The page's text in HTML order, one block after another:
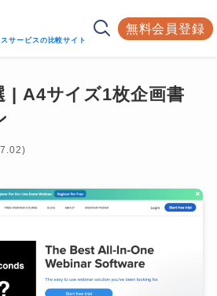
サービスの比較サイト
無料会員登録
| A4サイズ1枚企画書